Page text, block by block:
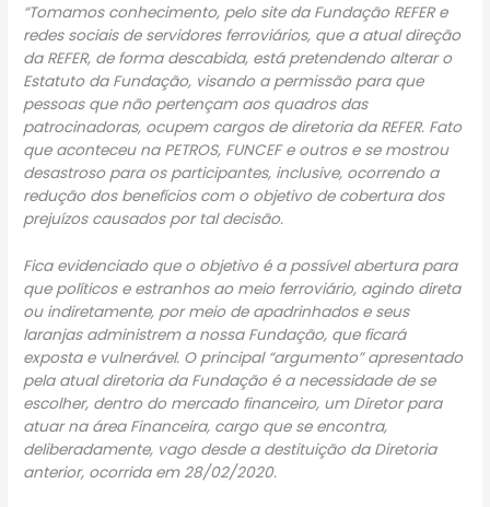
“Tomamos conhecimento, pelo site da Fundação REFER e
redes sociais de servidores ferroviários, que a atual direção
da REFER, de forma descabida, está pretendendo alterar o
Estatuto da Fundação, visando a permissão para que
pessoas que não pertençam aos quadros das
patrocinadoras, ocupem cargos de diretoria da REFER. Fato
que aconteceu na PETROS, FUNCEF e outros e se mostrou
desastroso para os participantes, inclusive, ocorrendo a
redução dos benefícios com o objetivo de cobertura dos
prejuízos causados por tal decisão.
Fica evidenciado que o objetivo é a possível abertura para
que políticos e estranhos ao meio ferroviário, agindo direta
ou indiretamente, por meio de apadrinhados e seus
laranjas administrem a nossa Fundação, que ficará
exposta e vulnerável. O principal “argumento” apresentado
pela atual diretoria da Fundação é a necessidade de se
escolher, dentro do mercado financeiro, um Diretor para
atuar na área Financeira, cargo que se encontra,
deliberadamente, vago desde a destituição da Diretoria
anterior, ocorrida em 28/02/2020.